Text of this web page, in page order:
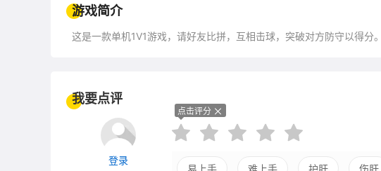
游戏简介
这是一款单机1V1游戏，请好友比拼，互相击球，突破对方防守以得分。
我要点评
登录
点击评分
易上手 难上手 护肝 伤肝